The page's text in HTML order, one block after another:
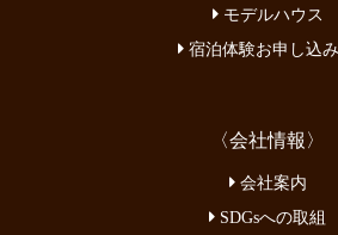
モデルハウス
宿泊体験お申し込み
〈会社情報〉
会社案内
SDGsへの取組